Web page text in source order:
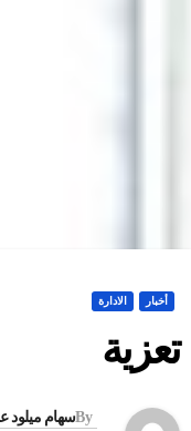
أخبار الادارة
Byسهام ميلود عبيد